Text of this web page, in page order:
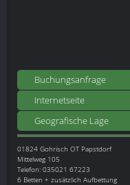
Buchungsanfrage
Internetseite
Geografische Lage
01824 Gohrisch OT Papstdorf
Mittelweg 105
Telefon: 035021 67223
6 Betten + zusätzlich Aufbettung